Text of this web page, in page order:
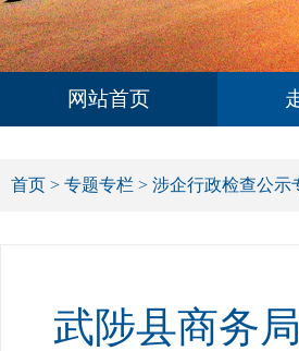
网站首页
首页 > 专题专栏 > 涉企行政检查公示
武陟县商务